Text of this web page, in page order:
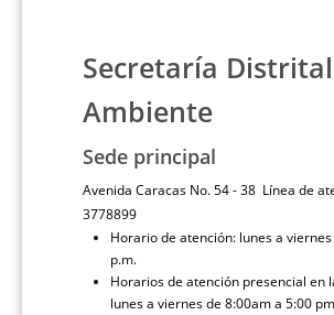
Secretaría
Ambiente
Sede principal
Avenida Caracas No. 54 - 38 Línea de
3778899
Horario de atención: lunes a
p.m.
Horarios de atención presencial en
lunes a viernes de 8:00am a 5:00